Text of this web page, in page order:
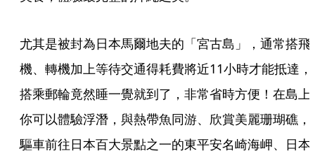
尤其是被封為日本馬爾地夫的「宮古島」，通常搭飛
機、轉機加上等待交通得耗費將近11小時才能抵達，
搭乘郵輪竟然睡一覺就到了，非常省時方便！在島上
你可以體驗浮潛，與熱帶魚同游、欣賞美麗珊瑚礁，
驅車前往日本百大景點之一的東平安名崎海岬、日本